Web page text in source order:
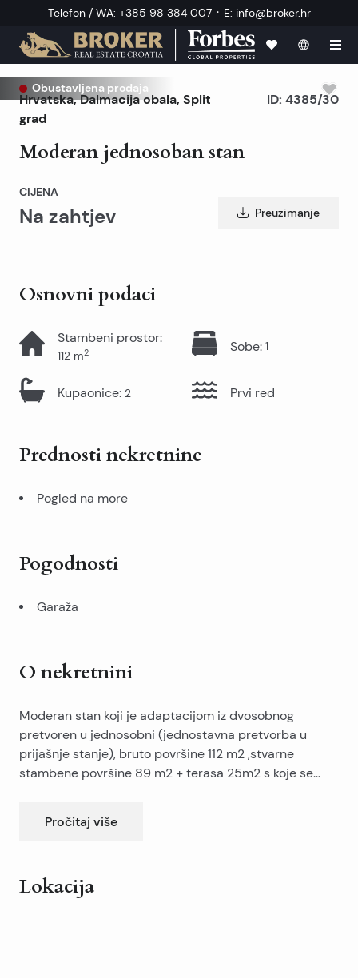
Telefon / WA: +385 98 384 007 · E: info@broker.hr
Obustavljena prodaja
Hrvatska,Dalmacija obala, Split
grad
Moderan jednosoban stan
ID: 4385/30
CIJENA
Na zahtjev Preuzimanje
Osnovni podaci
Stambeni prostor:
112 m2 Sobe: 1
Kupaonice: 2 Prvi red
Prednosti nekretnine
Pogled na more
Pogodnosti
Garaža
O nekretnini
Moderan stan koji je adaptacijom iz dvosobnog
pretvoren u jednosobni (jednostavna pretvorba u
prijašnje stanje), bruto površine 112 m2 ,stvarne
stambene površine 89 m2 + terasa 25m2 s koje se
boravka s kuhinjom i blagovaonicom, hodnika s
Pročitaj više
Lokacija